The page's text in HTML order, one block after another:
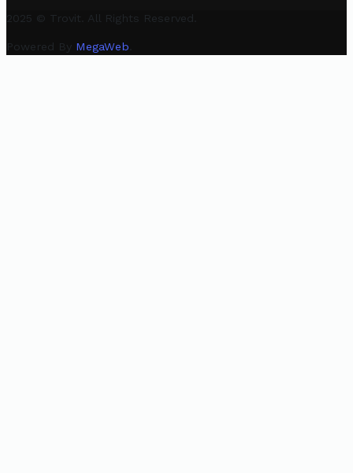
2025 © Trovit. All Rights Reserved.
Powered By MegaWeb